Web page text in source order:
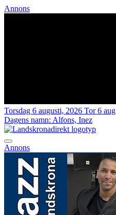
Annons
Torsdag 6 augusti, 2026 Tor 6 aug
Dagens namn: Alfons, Inez
Annons